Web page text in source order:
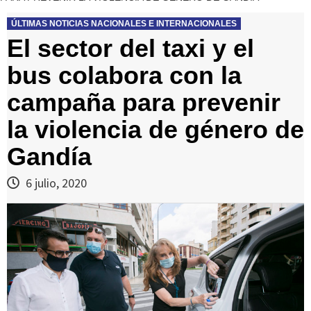
ÚLTIMAS NOTICIAS NACIONALES E INTERNACIONALES
El sector del taxi y el
bus colabora con la
campaña para prevenir
la violencia de género de
Gandía
6 julio, 2020